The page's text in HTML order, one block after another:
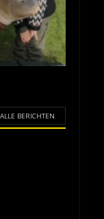
BERICHTEN